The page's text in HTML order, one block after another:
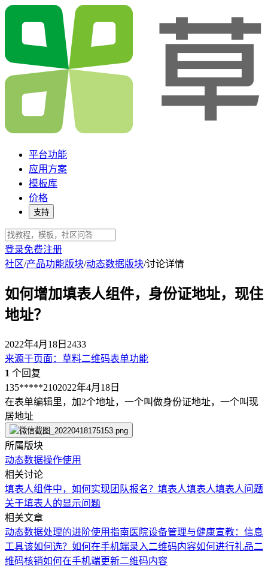
平台功能
应用方案
模板库
价格
支持
登录免费注册
社区/产品功能版块/动态数据版块/讨论详情
如何增加填表人组件，身份证地址，现住
地址？
2022年4月18日 2433
来源于页面 ： 草料二维码表单功能
1 个回复
135*****2102022年4月18日
在表单编辑里，加2个地址，一个叫做身份证地址，一个叫现
居地址
所属版块
动态数据操作使用
相关讨论
填表人组件中，如何实现团队报名？ 填表人填表人填表人问题
关于填表人的显示问题
相关文章
动态数据处理的进阶使用指南 医院设备管理与健康宣教：信息
工具该如何选？ 如何在手机端录入二维码内容如何进行礼品二
维码核销如何在手机端更新二维码内容